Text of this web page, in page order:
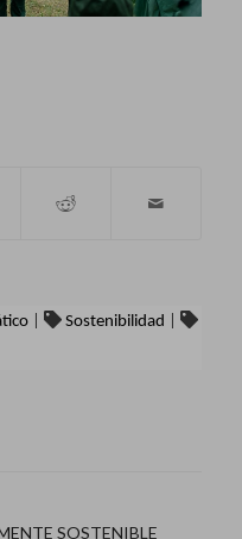
Sostenibilidad
SOSTENIBLE